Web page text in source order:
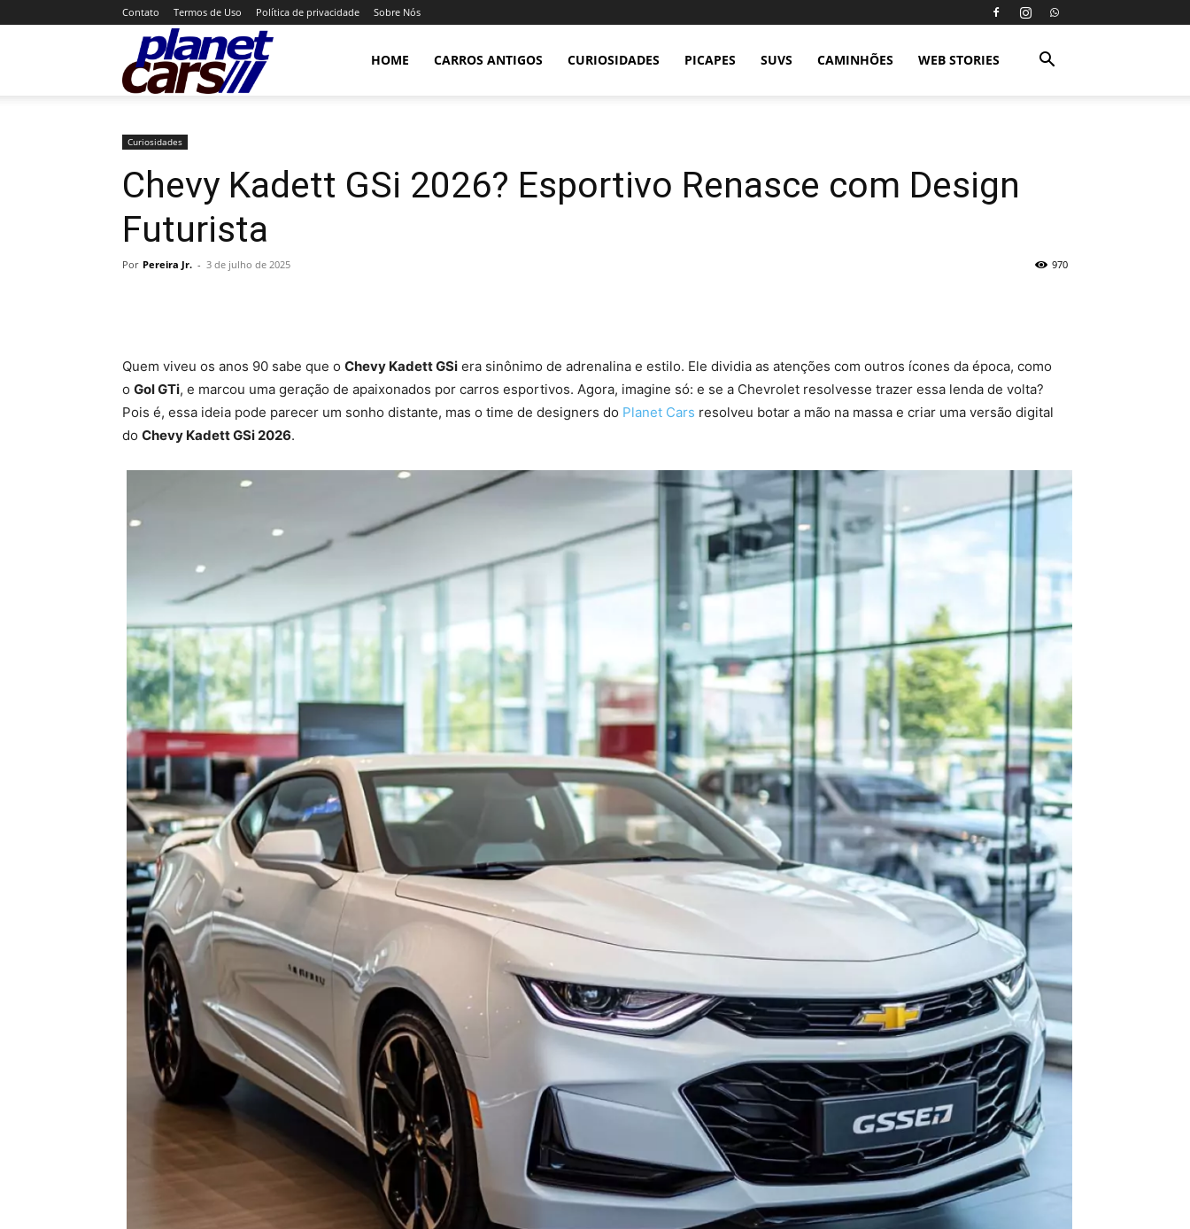
Contato Termos de Uso Política de privacidade Sobre Nós
HOME CARROS ANTIGOS CURIOSIDADES PICAPES SUVS CAMINHÕES WEB STORIES
Curiosidades
Chevy Kadett GSi 2026? Esportivo Renasce com Design
Futurista
Por Pereira Jr. - 3 de julho de 2025 970
Quem viveu os anos 90 sabe que o Chevy Kadett GSi era sinônimo de adrenalina e estilo. Ele dividia as atenções com outros ícones da época, como
o Gol GTi, e marcou uma geração de apaixonados por carros esportivos. Agora, imagine só: e se a Chevrolet resolvesse trazer essa lenda de volta?
Pois é, essa ideia pode parecer um sonho distante, mas o time de designers do Planet Cars resolveu botar a mão na massa e criar uma versão digital
do Chevy Kadett GSi 2026.